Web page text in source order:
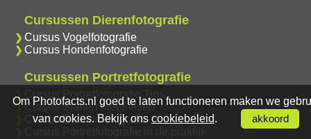
Cursussen Dierenfotografie
Cursus Vogelfotografie
Cursus Hondenfotografie
Cursussen Portretfotografie
Cursus Portretfotografie Tips
Cursus Starten met Flitsen
Cursus Boudoirfotografie
Om Photofacts.nl goed te laten functioneren maken we
van cookies. Bekijk ons cookiebeleid. akkoord